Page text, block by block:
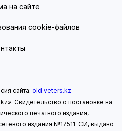
на сайте
cookie-файлов
сайта: old.veters.kz
Свидетельство о постановке на
печатного издания,
издания №17511-СИ, выдано